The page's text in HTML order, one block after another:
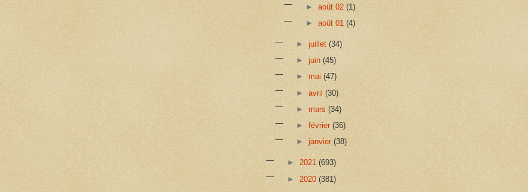
► août 02 (1)
► août 01 (4)
►juillet(34)
►juin(45)
► mai(47)
►avril(30)
►mars(34)
►février(36)
►janvier(38)
► 2021 (693)
► 2020 (381)